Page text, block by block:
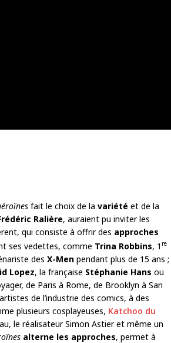
fait le choix de la variété et de la
Ralière, auraient pu inviter les
qui consiste à offrir des approches
ses vedettes, comme Trina Robbins, 1 re
des X-Men pendant plus de 15 ans ;
Lopez, la française Stéphanie Hans ou
de Paris à Rome, de Brooklyn à San
de l’industrie des comics, à des
plusieurs cosplayeuses, Katchoo du
le réalisateur Simon Astier et même un
alterne les approches, permet à